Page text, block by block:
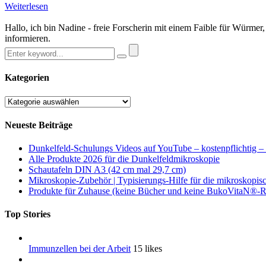
Weiterlesen
Hallo, ich bin Nadine - freie Forscherin mit einem Faible für
informieren.
Kategorien
Kategorien
Neueste Beiträge
Dunkelfeld-Schulungs Videos auf YouTube – kostenpflichtig
Alle Produkte 2026 für die Dunkelfeldmikroskopie
Schautafeln DIN A3 (42 cm mal 29,7 cm)
Mikroskopie-Zubehör | Typisierungs-Hilfe für die
Produkte für Zuhause (keine Bücher und keine BukoVitaN®-
Top Stories
Immunzellen bei der Arbeit 15 likes